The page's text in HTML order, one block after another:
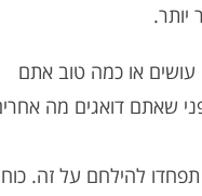
יותר.
או כמה טוב אתם
שאתם דואגים מה
להילחם על זה. כוח